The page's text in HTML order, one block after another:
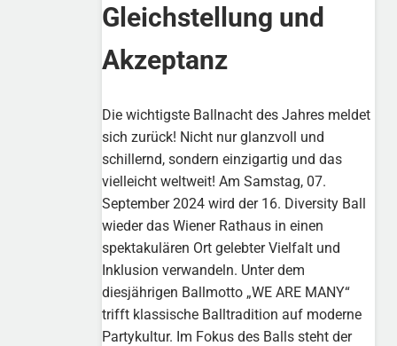
Gleichstellung und
Akzeptanz
Die wichtigste Ballnacht des Jahres meldet
sich zurück! Nicht nur glanzvoll und
schillernd, sondern einzigartig und das
vielleicht weltweit! Am Samstag, 07.
September 2024 wird der 16. Diversity Ball
wieder das Wiener Rathaus in einen
spektakulären Ort gelebter Vielfalt und
Inklusion verwandeln. Unter dem
diesjährigen Ballmotto „WE ARE MANY“
trifft klassische Balltradition auf moderne
Partykultur. Im Fokus des Balls steht der